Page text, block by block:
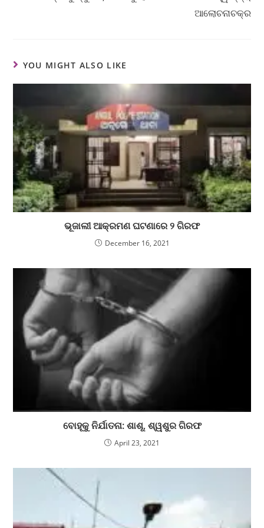
ଆଲୋଚନାଚକ୍ର
YOU MIGHT ALSO LIKE
ଭୂଜାଲୀ ଆକ୍ରମଣ ଘଟଣାରେ ୨ ଗିରଫ
December 16, 2021
ବୋହୂକୁ ନିର୍ଯାତନା: ଶାଶୂ, ଶ୍ୱଶୁର ଗିରଫ
April 23, 2021